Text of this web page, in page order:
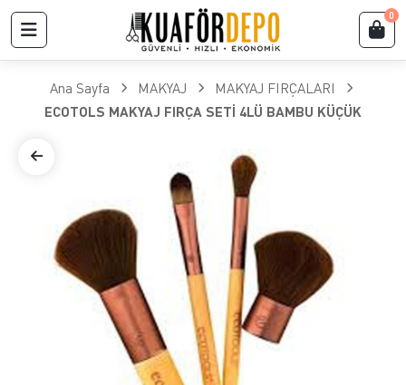
0
Ana Sayfa MAKYAJ
MAKYAJ FIRÇALARI
ECOTOLS MAKYAJ FIRÇA SETİ 4LÜ BAMBU KÜÇÜK